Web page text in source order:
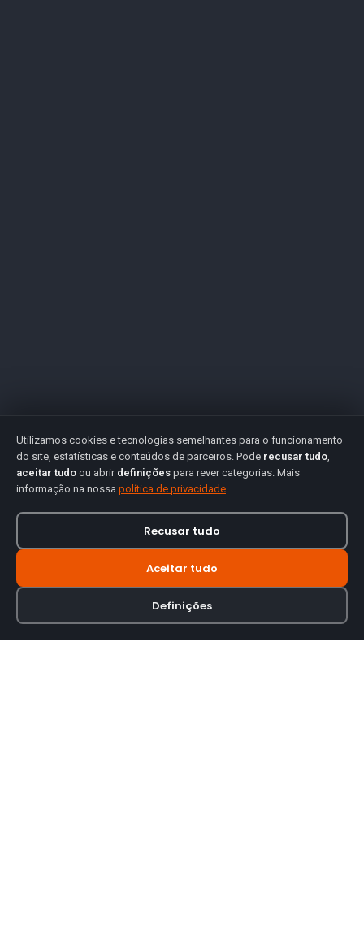
Utilizamos cookies e tecnologias semelhantes para o funcionamento
do site, estatísticas e conteúdos de parceiros. Pode recusar tudo,
aceitar tudo ou abrir definições para rever categorias. Mais
informação na nossa política de privacidade.
Recusar tudo
Aceitar tudo
Definições